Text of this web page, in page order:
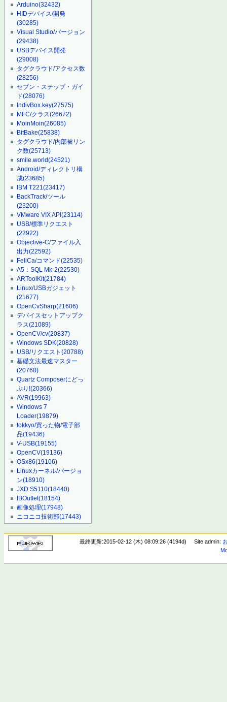
Arduino(32432)
HIDデバイス/開発
(30285)
Visual Studio/バージョン
(29438)
USBデバイス開発
(29008)
タグクラウド/アクセス数
(28256)
セブン・ステップ・ガイ
ド(28076)
IndivBox.key(27575)
MFC/クラス(26672)
MoinMoin(26085)
BitBake(25838)
タグクラウド/内部被リン
ク数(25713)
smile.world(24521)
Android/ディレクトリ構
成(23685)
IBM T221(23417)
BackTrack/ツール
(23200)
VMware VIX API(23114)
USB/標準リクエスト
(22922)
Objective-C/ファイル入
出力(22592)
FeliCa/コマンド(22535)
A5：SQL Mk-2(22530)
ARToolKit(21784)
Linux/USBガジェット
(21677)
OpenCvSharp(21606)
デバイスセットアップク
ラス(21089)
OpenCV/cv(20837)
Windows SDK(20828)
USB/リクエスト(20788)
基礎文法最速マスター
(20760)
Quartz Composerにどっ
ぷり!(20366)
AVR(19963)
Windows 7
Loader(19879)
tokkyo/買った物/電子部
品(19436)
V-USB(19155)
OpenCV(19136)
OSx86(19106)
Linuxカーネル/バージョ
ン(18910)
JXD S5110(18440)
IBOutlet(18154)
画像処理(17948)
ニコニコ技術部(17443)
最終更新:2015-02-12 (木) 08:09:26 (4194d) Site admin: